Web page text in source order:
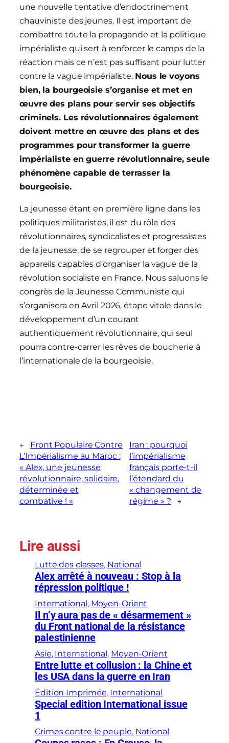
une nouvelle tentative d’endoctrinement
chauviniste des jeunes. Il est important de
combattre toute la propagande et la politique
impérialiste qui sert à renforcer le camps de la
réaction mais ce n’est pas suffisant pour lutter
contre la vague impérialiste. Nous le voyons
bien, la bourgeoisie s’organise et met en
œuvre des plans pour servir ses objectifs
criminels. Les révolutionnaires également
doivent mettre en œuvre des plans et des
programmes pour transformer la guerre
impérialiste en guerre révolutionnaire, seule
phénomène capable de terrasser la
bourgeoisie.
La jeunesse étant en première ligne dans les
politiques militaristes, il est du rôle des
révolutionnaires, syndicalistes et progressistes
de la jeunesse, de se regrouper et forger des
appareils capables d’organiser la vague de la
révolution socialiste en France. Nous saluons le
congrès de la Jeunesse Communiste qui
s’organisera en Avril 2026, étape vitale dans le
développement d’un courant
authentiquement révolutionnaire, qui seul
pourra contre-carrer les rêves de boucherie à
l’internationale de la bourgeoisie.
←
Front Populaire Contre
L’Impérialisme au Maroc :
« Alex, une jeunesse
révolutionnaire, solidaire,
déterminée et
combative ! »
Iran : pourquoi
l’impérialisme
français porte-t-il
l’étendard du
« changement de
régime » ?
→
Lire aussi
Lutte des classes, National
Alex arrêté à nouveau : Stop à la
répression politique !
International , Moyen-Orient
Il n’y aura pas de « désarmement »
du Front national de la résistance
palestinienne
Asie, International , Moyen-Orient
Entre lutte et collusion : la Chine et
les USA dans la guerre en Iran
Édition Imprimée, International
Special edition International issue
1
Crimes contre le peuple, National